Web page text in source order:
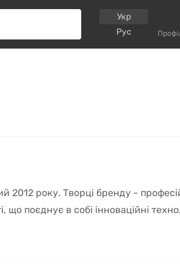
Укр
Рус
2012 року. Творці бренду -
поєднує в собі інноваційні